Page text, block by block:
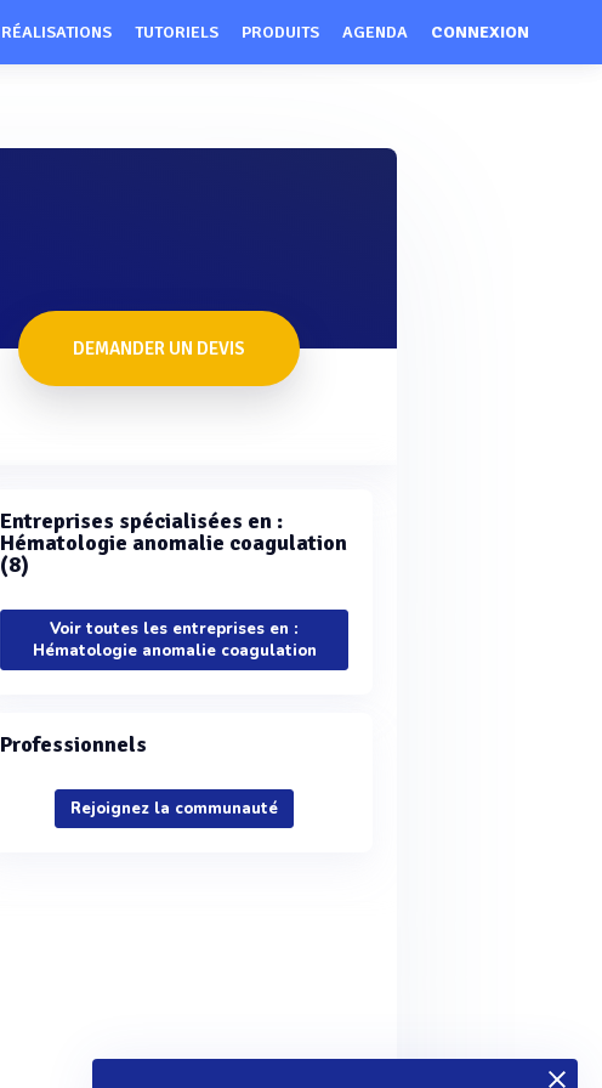
RÉALISATIONS TUTORIELS PRODUITS AGENDA CONNEXION
DEMANDER UN DEVIS
Entreprises spécialisées en :
Hématologie anomalie coagulation
(8)
Voir toutes les entreprises en :
Hématologie anomalie coagulation
Professionnels
Rejoignez la communauté